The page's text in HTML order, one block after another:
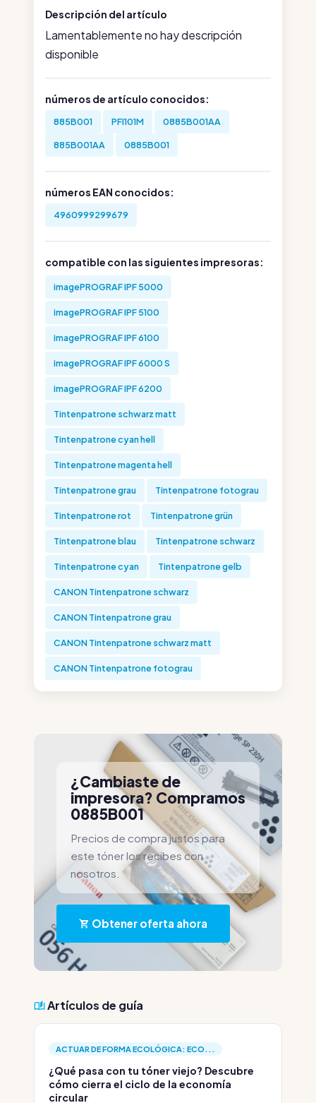
Descripción del artículo
Lamentablemente no hay descripción
disponible
números de artículo conocidos:
885B001 PFI101M 0885B001AA
885B001AA 0885B001
números EAN conocidos:
4960999299679
compatible con las siguientes impresoras:
imagePROGRAF IPF 5000
imagePROGRAF IPF 5100
imagePROGRAF IPF 6100
imagePROGRAF IPF 6000 S
imagePROGRAF IPF 6200
Tintenpatrone schwarz matt
Tintenpatrone cyan hell
Tintenpatrone magenta hell
Tintenpatrone grau Tintenpatrone fotograu
Tintenpatrone rot Tintenpatrone grün
Tintenpatrone blau Tintenpatrone schwarz
Tintenpatrone cyan Tintenpatrone gelb
CANON Tintenpatrone schwarz
CANON Tintenpatrone grau
CANON Tintenpatrone schwarz matt
CANON Tintenpatrone fotograu
¿Cambiaste de
impresora? Compramos
0885B001
Precios de compra justos para
este tóner los recibes con
nosotros.
Obtener oferta ahora
Artículos de guía
ACTUAR DE FORMA ECOLÓGICA: ECO...
¿Qué pasa con tu tóner viejo? Descubre
cómo cierra el ciclo de la economía
circular